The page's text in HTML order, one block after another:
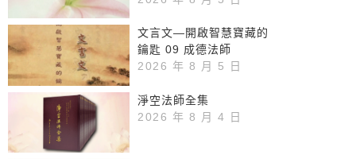
文言文—開啟智慧寶藏的
鑰匙 09 成德法師
2026 年 8 月 5 日
淨空法師全集
2026 年 8 月 4 日